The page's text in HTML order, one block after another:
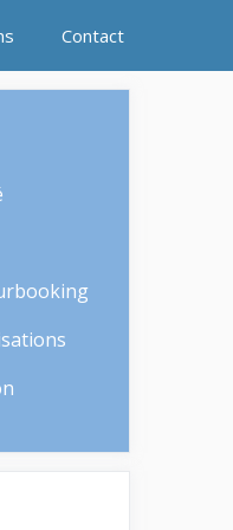
Contact